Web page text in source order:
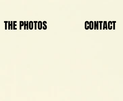
THE PHOTOS CONTACT